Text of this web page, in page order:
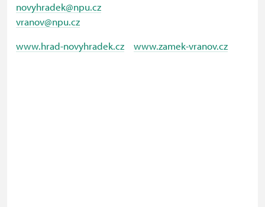
novyhradek@npu.cz
vranov@npu.cz
www.hrad-novyhradek.cz
www.zamek-vranov.cz